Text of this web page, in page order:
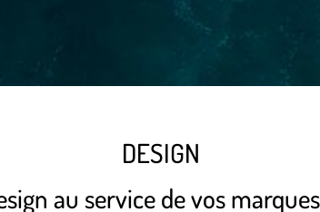
DESIGN
au service de vos